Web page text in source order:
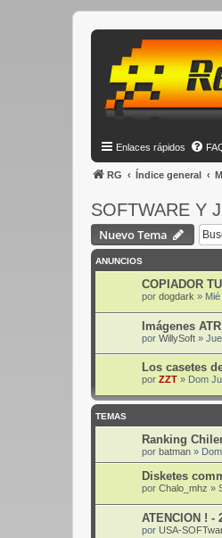
Enlaces rápidos
RG Índice general
SOFTWARE Y
Nuevo Tema
ANUNCIOS
COPIADOR
por dogdark »
Imágenes
por WillySoft »
Los casetes
por ZZT » Dom
TEMAS
Ranking
por batman »
Disketes
por Chalo_mhz »
ATENCION ! -
por USA-